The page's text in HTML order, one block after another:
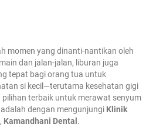
momen yang dinanti-nantikan oleh
dan jalan-jalan, liburan juga
tepat bagi orang tua untuk
si kecil—terutama kesehatan gigi
terbaik untuk merawat senyum
dengan mengunjungi Klinik
Kamandhani Dental .